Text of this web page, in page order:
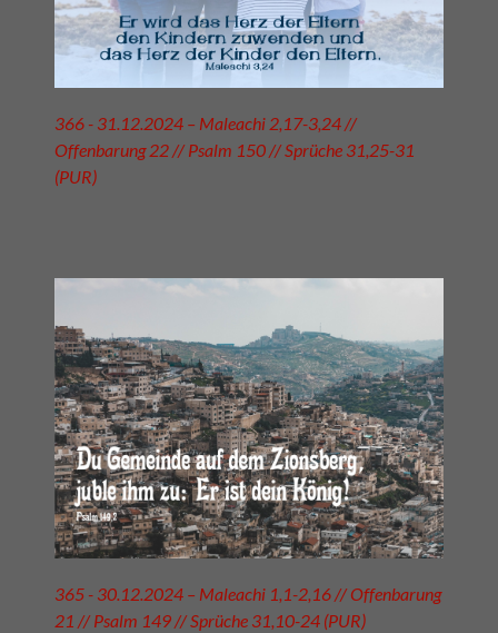
366 - 31.12.2024 – Maleachi 2,17-3,24 //
Offenbarung 22 // Psalm 150 // Sprüche 31,25-31
(PUR)
365 - 30.12.2024 – Maleachi 1,1-2,16 // Offenbarung
21 // Psalm 149 // Sprüche 31,10-24 (PUR)